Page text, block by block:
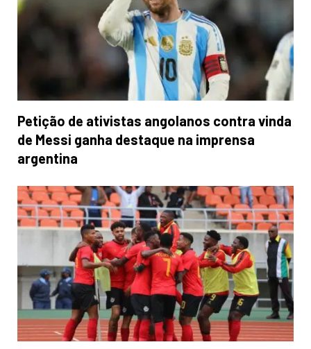
Petição de ativistas angolanos contra vinda
de Messi ganha destaque na imprensa
argentina